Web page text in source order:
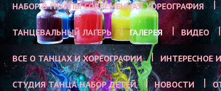
НАБОР В ГРУППЫ СОВРЕМЕННАЯ ХОРЕОГРАФИЯ
ТАНЦЕВАЛЬНЫЙ ЛАГЕРЬ ГАЛЕРЕЯ ВИДЕО
ВСЕ О ТАНЦАХ И ХОРЕОГРАФИИ ИНТЕРЕСНОЕ
СТУДИЯ ТАНЦА НАБОР ДЕТЕЙ НОВОСТИ